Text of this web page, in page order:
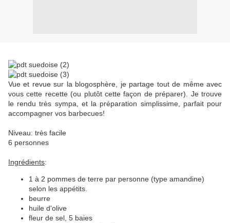
Vue et revue sur la blogosphère, je partage tout de même avec
vous cette recette (ou plutôt cette façon de préparer). Je trouve
le rendu très sympa, et la préparation simplissime, parfait pour
accompagner vos barbecues!
Niveau: très facile
6 personnes
Ingrédients:
1 à 2 pommes de terre par personne (type amandine)
selon les appétits.
beurre
huile d'olive
fleur de sel, 5 baies